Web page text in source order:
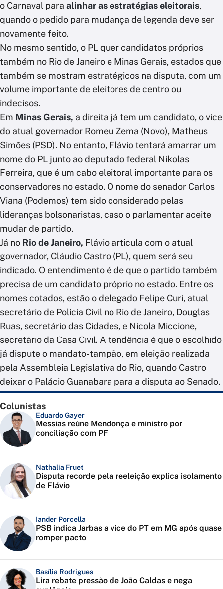
o Carnaval para alinhar as estratégias eleitorais,
quando o pedido para mudança de legenda deve ser
novamente feito.
No mesmo sentido, o PL quer candidatos próprios
também no Rio de Janeiro e Minas Gerais, estados que
também se mostram estratégicos na disputa, com um
volume importante de eleitores de centro ou
indecisos.
Em Minas Gerais, a direita já tem um candidato, o vice
do atual governador Romeu Zema (Novo), Matheus
Simões (PSD). No entanto, Flávio tentará amarrar um
nome do PL junto ao deputado federal Nikolas
Ferreira, que é um cabo eleitoral importante para os
conservadores no estado. O nome do senador Carlos
Viana (Podemos) tem sido considerado pelas
lideranças bolsonaristas, caso o parlamentar aceite
mudar de partido.
Já no Rio de Janeiro, Flávio articula com o atual
governador, Cláudio Castro (PL), quem será seu
indicado. O entendimento é de que o partido também
precisa de um candidato próprio no estado. Entre os
nomes cotados, estão o delegado Felipe Curi, atual
secretário de Polícia Civil no Rio de Janeiro, Douglas
Ruas, secretário das Cidades, e Nicola Miccione,
secretário da Casa Civil. A tendência é que o escolhido
já dispute o mandato-tampão, em eleição realizada
pela Assembleia Legislativa do Rio, quando Castro
deixar o Palácio Guanabara para a disputa ao Senado.
Colunistas
Eduardo Gayer
Messias reúne Mendonça e ministro por
conciliação com PF
Nathalia Fruet
Disputa recorde pela reeleição explica isolamento
de Flávio
Iander Porcella
PSB indica Jarbas a vice do PT em MG após quase
romper pacto
Basília Rodrigues
Lira rebate pressão de João Caldas e nega